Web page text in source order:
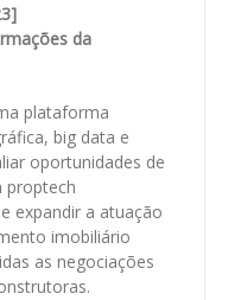
da
plataforma
big data e
oportunidades de
proptech
expandir a atuação
imobiliário
as negociações